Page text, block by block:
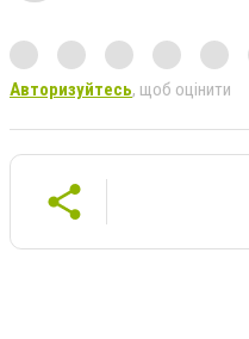
Авторизуйтесь, щоб оцінити